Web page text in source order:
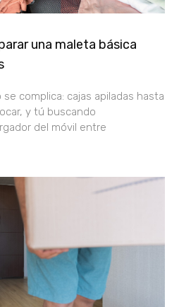
una maleta básica
complica: cajas apiladas hasta
y tú buscando
del móvil entre